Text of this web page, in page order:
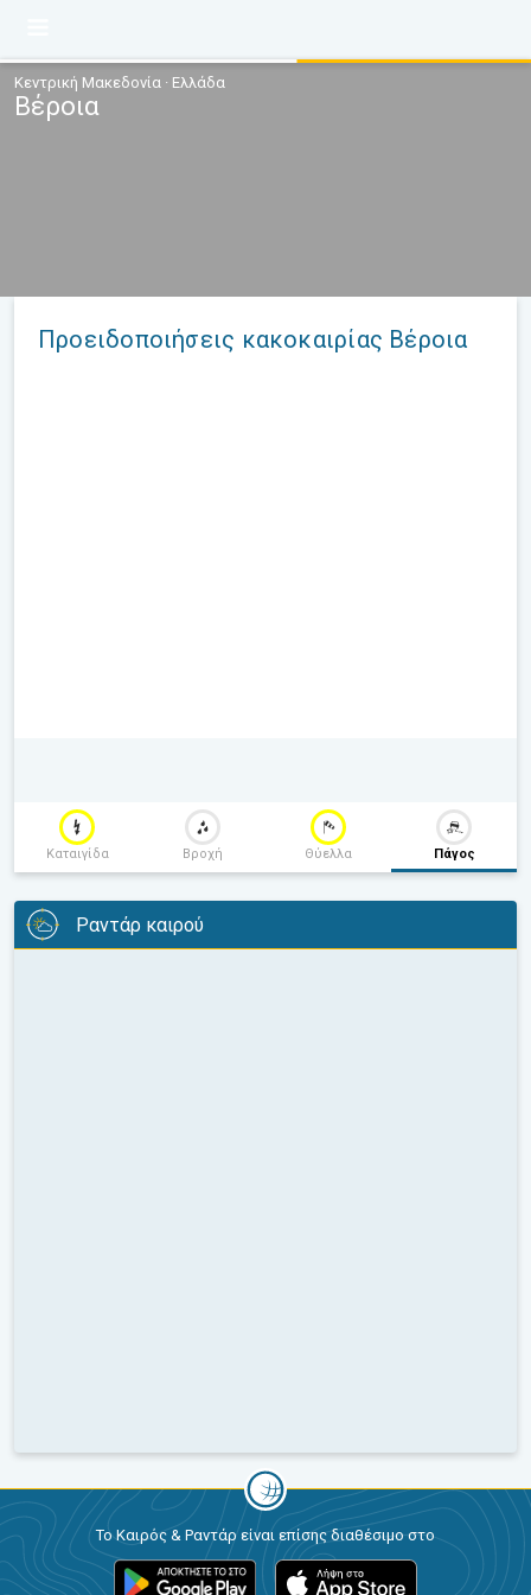
Κεντρική Μακεδονία · Ελλάδα
Βέροια
Προειδοποιήσεις κακοκαιρίας Βέροια
Καταιγίδα Βροχή Θύελλα Πάγος
Ραντάρ καιρού
Το Καιρός & Ραντάρ είναι επίσης διαθέσιμο στο